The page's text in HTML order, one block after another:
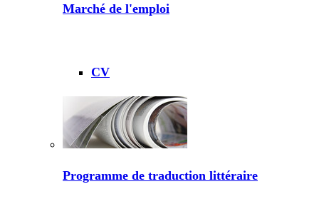
Marché de l'emploi
CV
Programme de traduction littéraire